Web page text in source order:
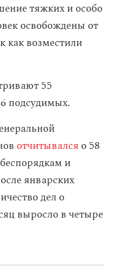
тяжких и особо
освобождены от
как возместили
55
подсудимых.
отчитывался о 58
и
январских
дел о
выросло в четыре